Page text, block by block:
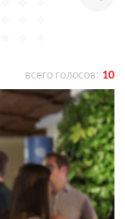
всего голосов: 10